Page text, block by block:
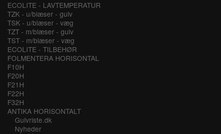
ECOLITE - LAVTEMPERATUR
TZK - u/blæser - gulv
TSK - u/blæser - væg
TZT - m/blæser - gulv
TST - m/blæser - væg
ECOLITE - TILBEHØR
FOLMENTERA HORISONTAL
F10H
F20H
F21H
F22H
F32H
ANTIKA HORISONTALT
Gulvriste.dk
Nyheder